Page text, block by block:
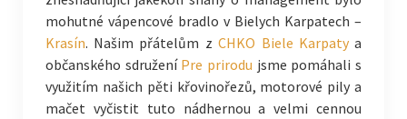
mohutné vápencové bradlo v Bielych Karpatech –
Krasín. Našim přátelům zCHKO Biele Karpatya
občanského sdružení Pre prirodu jsme pomáhali s
využitím našich pěti křovinořezů, motorové pily a
mačet vyčistit tuto nádhernou a velmi cennou